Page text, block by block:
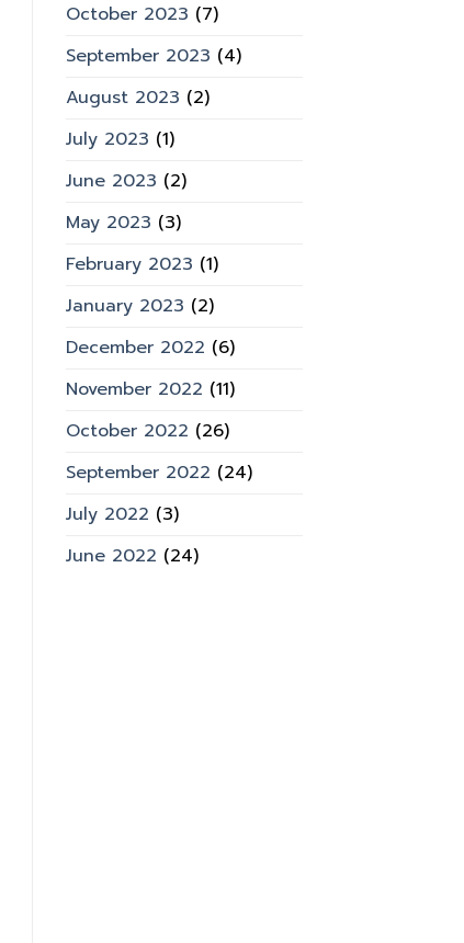
October 2023 (7)
September 2023 (4)
August 2023 (2)
July 2023 (1)
June 2023 (2)
May 2023 (3)
February 2023 (1)
January 2023 (2)
December 2022 (6)
November 2022 (11)
October 2022 (26)
September 2022 (24)
July 2022 (3)
June 2022 (24)